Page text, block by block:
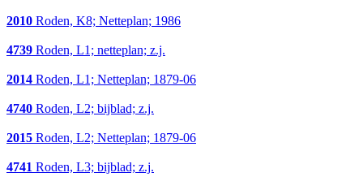
2010 Roden, K8; Netteplan; 1986
4739 Roden, L1; netteplan; z.j.
2014 Roden, L1; Netteplan; 1879-06
4740 Roden, L2; bijblad; z.j.
2015 Roden, L2; Netteplan; 1879-06
4741 Roden, L3; bijblad; z.j.